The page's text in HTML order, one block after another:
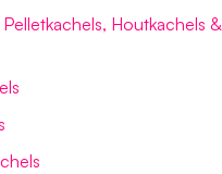
Houtkachels &